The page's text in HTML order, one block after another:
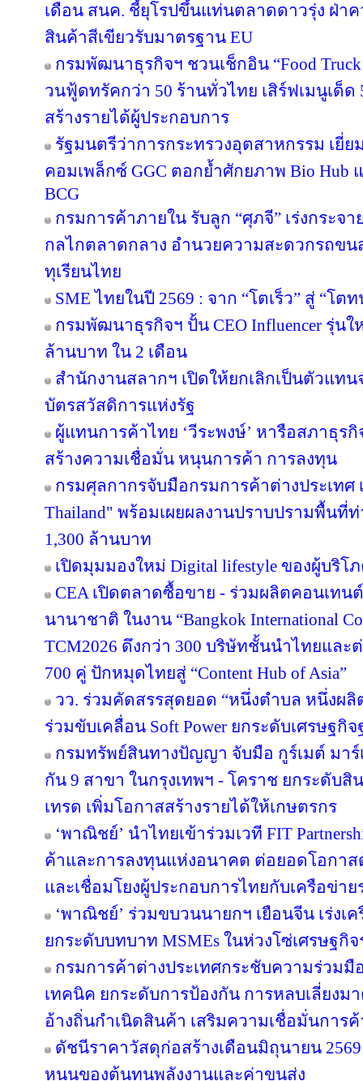
เดือน สนค. ชี้ยุโรปขึ้นแท่นตลาดดาวรุ่ง ฝ่า
สินค้าสีเขียวรับมาตรฐาน EU
กรมพัฒนาธุรกิจฯ ชวนเช็กอิน “Food Truck
วนฟู้ดทรัคกว่า 50 ร้านทั่วไทย เสิร์ฟเมนูเด็ด
สร้างรายได้ผู้ประกอบการ
รัฐมนตรีว่าการกระทรวงอุตสาหกรรม เยี่
คอมเพล็กซ์ GGC ตอกย้ำศักยภาพ Bio Hub
BCG
กรมการค้าภายใน รับลูก “ศุภจี” เร่งกระจา
กลไกตลาดกลาง อำนวยความสะดวกรถข
ทุเรียนไทย
SME ไทยในปี 2569 : จาก “โตเร็ว” สู่ “โ
กรมพัฒนาธุรกิจฯ ปั้น CEO Influencer รุ่น
ล้านบาท ใน 2 เดือน
สำนักงานสลากฯ เปิดให้ยกเลิกเป็นตัวแทน
บัตรสวัสดิการแห่งรัฐ
ผู้แทนการค้าไทย ‘วีระพงษ์’ หารือสภาธุรกิ
สร้างความเชื่อมั่น หนุนการค้า การลงทุน
กรมศุลกากรจับมือกรมการค้าต่างประเทศ
Thailand" พร้อมเผยผลงานปราบปรามพื้นที่
1,300 ล้านบาท
เปิดมุมมองใหม่ Digital lifestyle ของผู้บริโ
CEA เปิดตลาดซื้อขาย - ร่วมผลิตคอนเทน
นานาชาติ ในงาน “Bangkok International
TCM2026 ดึงกว่า 300 บริษัทชั้นนำไทยและ
700 คู่ ปักหมุดไทยสู่ “Content Hub of Asia”
วว. ร่วมคัดสรรสุดยอด “หนึ่งตำบล หนึ่งผ
ร่วมขับเคลื่อน Soft Power ยกระดับเศรษฐกิ
กรมทรัพย์สินทางปัญญา จับมือ กูร์เมต์ มา
กัน 9 สาขา ในกรุงเทพฯ - โคราช ยกระดับ
เทรด เพิ่มโอกาสสร้างรายได้ให้เกษตรกร
‘พาณิชย์’ นำไทยเข้าร่วมเวที FIT
ค้าและการลงทุนแห่งอนาคต ต่อยอดโอกา
และเชื่อมโยงผู้ประกอบการไทยกับเครือข่าย
‘พาณิชย์’ ร่วมขบวนนายกฯ เยือนจีน เร่ง
ยกระดับบทบาท MSMEs ในห่วงโซ่เศรษฐกิ
กรมการค้าต่างประเทศกระชับความร่วมมื
เทคนิค ยกระดับการป้องกัน การหลบเลี่ยงม
อ้างถิ่นกำเนิดสินค้า เสริมความเชื่อมั่นการค้
ดัชนีราคาวัสดุก่อสร้างเดือนมิถุนายน
หนุนของต้นทุนพลังงานและค่าขนส่ง